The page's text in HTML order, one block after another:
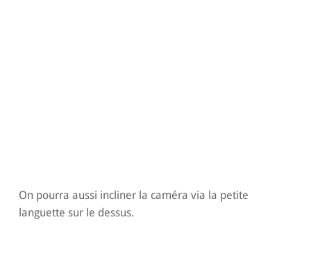
On pourra aussi incliner la caméra via la petite
languette sur le dessus.